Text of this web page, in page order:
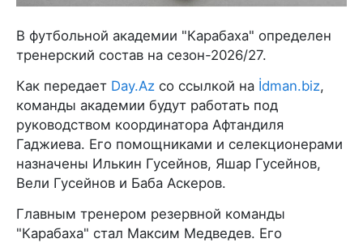
В футбольной академии "Карабаха" определен
тренерский состав на сезон-2026/27.
Как передает Day.Az со ссылкой на İdman.biz,
команды академии будут работать под
руководством координатора Афтандиля
Гаджиева. Его помощниками и селекционерами
назначены Илькин Гусейнов, Яшар Гусейнов,
Вели Гусейнов и Баба Аскеров.
Главным тренером резервной команды
"Карабаха" стал Максим Медведев. Его